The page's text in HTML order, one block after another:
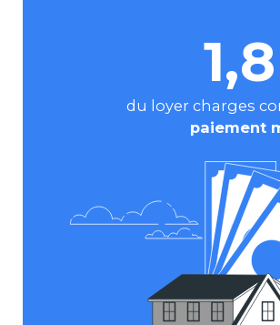
du loyer charges
paiement